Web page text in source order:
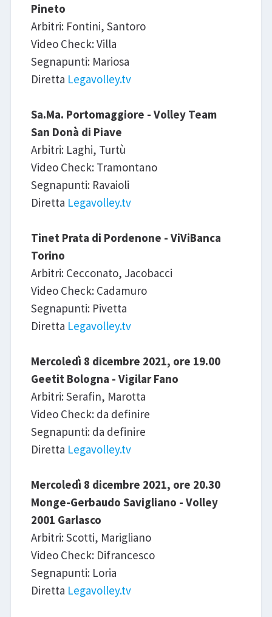
Pineto
Arbitri: Fontini, Santoro
Video Check: Villa
Segnapunti: Mariosa
Diretta Legavolley.tv
Sa.Ma. Portomaggiore - Volley Team
San Donà di Piave
Arbitri: Laghi, Turtù
Video Check: Tramontano
Segnapunti: Ravaioli
Diretta Legavolley.tv
Tinet Prata di Pordenone - ViViBanca
Torino
Arbitri: Cecconato, Jacobacci
Video Check: Cadamuro
Segnapunti: Pivetta
Diretta Legavolley.tv
Mercoledì 8 dicembre 2021, ore 19.00
Geetit Bologna - Vigilar Fano
Arbitri: Serafin, Marotta
Video Check: da definire
Segnapunti: da definire
Diretta Legavolley.tv
Mercoledì 8 dicembre 2021, ore 20.30
Monge-Gerbaudo Savigliano - Volley
2001 Garlasco
Arbitri: Scotti, Marigliano
Video Check: Difrancesco
Segnapunti: Loria
Diretta Legavolley.tv